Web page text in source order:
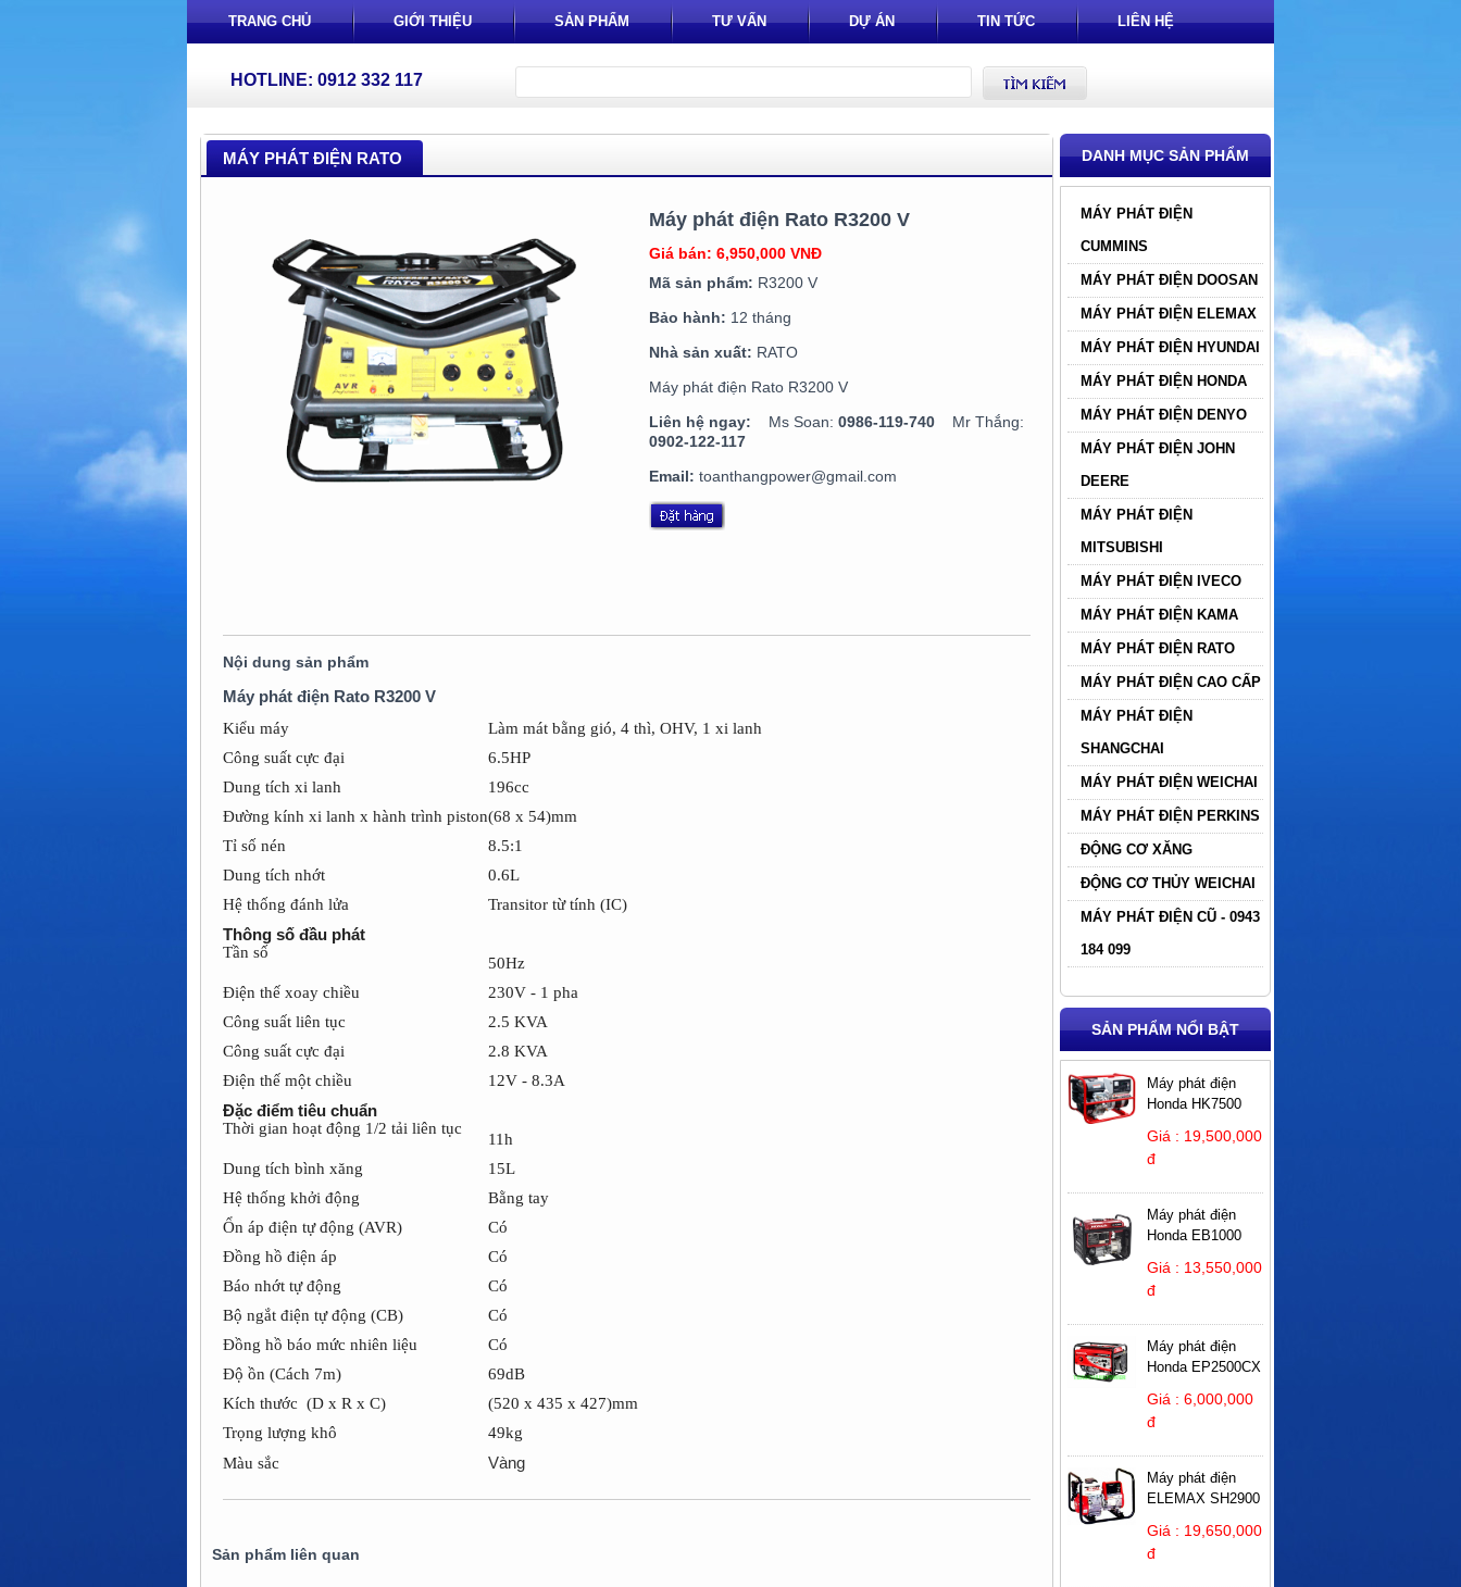
TRANG CHỦ GIỚI THIỆU SẢN PHẨM TƯ VẤN DỰ ÁN TIN TỨC LIÊN HỆ
HOTLINE: 0912 332 117
MÁY PHÁT ĐIỆN RATO
Máy phát điện Rato R3200 V
Giá bán: 6,950,000 VNĐ
Mã sản phẩm: R3200 V
Bảo hành: 12 tháng
Nhà sản xuất: RATO
Máy phát điện Rato R3200 V
Liên hệ ngay:
Ms Soan: 0986-119-740Mr Thắng:
0902-122-117
Email: toanthangpower@gmail.com
Nội dung sản phẩm
Máy phát điện Rato R3200 V
Kiểu máy
Làm mát bằng gió, 4 thì, OHV, 1 xi lanh
Công suất cực đại
6.5HP
Dung tích xi lanh
196cc
Đường kính xi lanh x hành trình piston(68 x 54)mm
Tỉ số nén
8.5:1
Dung tích nhớt
0.6L
Hệ thống đánh lửa
Transitor từ tính (IC)
Thông số đầu phát
Tần số
50Hz
Điện thế xoay chiều
230V - 1 pha
Công suất liên tục
2.5 KVA
Công suất cực đại
2.8 KVA
Điện thế một chiều
12V - 8.3A
Đặc điểm tiêu chuẩn
Thời gian hoạt động 1/2 tải liên tục
11h
Dung tích bình xăng
15L
Hệ thống khởi động
Bằng tay
Ổn áp điện tự động (AVR)
Có
Đồng hồ điện áp
Có
Báo nhớt tự động
Có
Bộ ngắt điện tự động (CB)
Có
Đồng hồ báo mức nhiên liệu
Có
Độ ồn (Cách 7m)
69dB
Kích thước (D x R x C)
(520 x 435 x 427)mm
Trọng lượng khô
49kg
Màu sắc
Vàng
Sản phẩm liên quan
DANH MỤC SẢN PHẨM
MÁY PHÁT ĐIỆN
CUMMINS
MÁY PHÁT ĐIỆN DOOSAN
MÁY PHÁT ĐIỆN ELEMAX
MÁY PHÁT ĐIỆN HYUNDAI
MÁY PHÁT ĐIỆN HONDA
MÁY PHÁT ĐIỆN DENYO
MÁY PHÁT ĐIỆN JOHN
DEERE
MÁY PHÁT ĐIỆN
MITSUBISHI
MÁY PHÁT ĐIỆN IVECO
MÁY PHÁT ĐIỆN KAMA
MÁY PHÁT ĐIỆN RATO
MÁY PHÁT ĐIỆN CAO CẤP
MÁY PHÁT ĐIỆN
SHANGCHAI
MÁY PHÁT ĐIỆN WEICHAI
MÁY PHÁT ĐIỆN PERKINS
ĐỘNG CƠ XĂNG
ĐỘNG CƠ THỦY WEICHAI
MÁY PHÁT ĐIỆN CŨ - 0943
184 099
SẢN PHẨM NỔI BẬT
Máy phát điện
Honda HK7500
Giá : 19,500,000
đ
Máy phát điện
Honda EB1000
Giá : 13,550,000
đ
Máy phát điện
Honda EP2500CX
Giá : 6,000,000
đ
Máy phát điện
ELEMAX SH2900
Giá : 19,650,000
đ